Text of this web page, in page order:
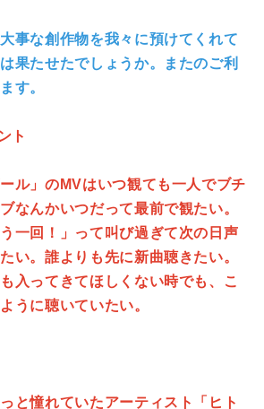
事な創作物を我々に預けてくれて
果たせたでしょうか。またのご利
す。
ト
ル」のMVはいつ観ても一人でブチ
なんかいつだって最前で観たい。
一回！」って叫び過ぎて次の日声
い。誰よりも先に新曲聴きたい。
入ってきてほしくない時でも、こ
うに聴いていたい。
と憧れていたアーティスト「ヒト